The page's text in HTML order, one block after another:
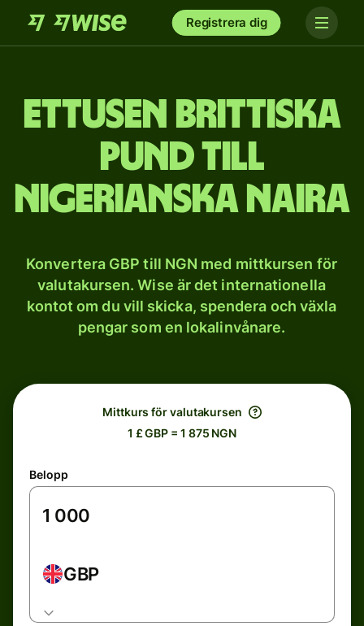
Registrera dig
et­tusen brittiska
pund till
nigerianska naira
Konvertera GBP till NGN med mittkursen för
valutakursen. Wise är det internationella
kontot om du vill skicka, spendera och växla
pengar som en lokalinvånare.
Mittkurs för valutakursen
1 £ GBP = 1 875 NGN
Belopp
GBP